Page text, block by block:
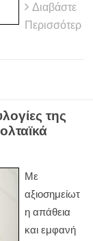
Διαβάστε
Περισσότερ
της
Με
αξιοσημείωτ
η απάθεια
και εμφανή